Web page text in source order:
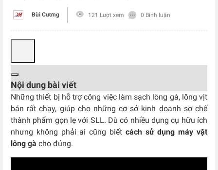
Bùi Cương 121 Lượt xem 0 Bình luận
Nội dung bài viết
Những thiết bị hỗ trợ công việc làm sạch lông gà, lông vịt
bán rất chạy, giúp cho những cơ sở kinh doanh sơ chế
thành phẩm gọn lẹ với SLL. Dù có nhiều dụng cụ hữu ích
nhưng không phải ai cũng biết cách sử dụng máy vặt
lông gà cho đúng.